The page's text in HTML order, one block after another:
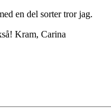
en del sorter tror jag.
Kram, Carina